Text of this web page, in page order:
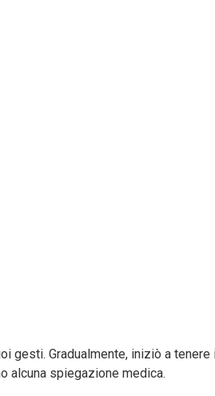
gesti. Gradualmente, iniziò a
alcuna spiegazione medica.